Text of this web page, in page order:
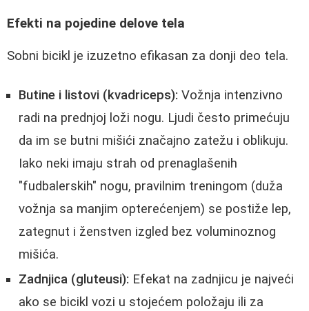
Efekti na pojedine delove tela
Sobni bicikl je izuzetno efikasan za donji deo tela.
Butine i listovi (kvadriceps): Vožnja intenzivno
radi na prednjoj loži nogu. Ljudi često primećuju
da im se butni mišići značajno zatežu i oblikuju.
Iako neki imaju strah od prenaglašenih
"fudbalerskih" nogu, pravilnim treningom (duža
vožnja sa manjim opterećenjem) se postiže lep,
zategnut i ženstven izgled bez voluminoznog
mišića.
Zadnjica (gluteusi): Efekat na zadnjicu je najveći
ako se bicikl vozi u stojećem položaju ili za